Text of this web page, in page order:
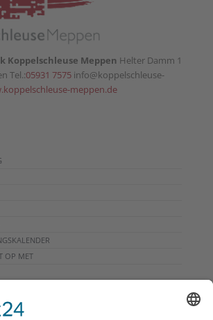
Meppen Helter Damm 1
Tel.:05931 7575info@koppelschleuse-
meppen.de
OP MET